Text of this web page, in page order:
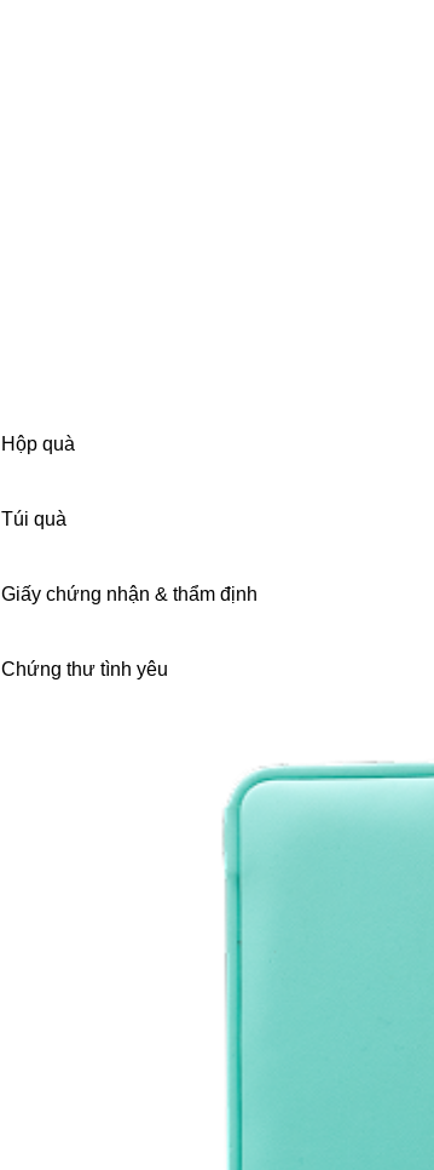
Hộp quà
Túi quà
Giấy chứng nhận & thẩm định
Chứng thư tình yêu